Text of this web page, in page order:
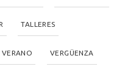
TALLERES
VERANO VERGÜENZA